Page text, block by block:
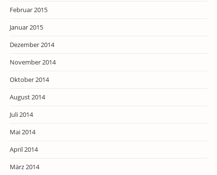
Februar 2015
Januar 2015
Dezember 2014
November 2014
Oktober 2014
August 2014
Juli 2014
Mai 2014
April 2014
März 2014